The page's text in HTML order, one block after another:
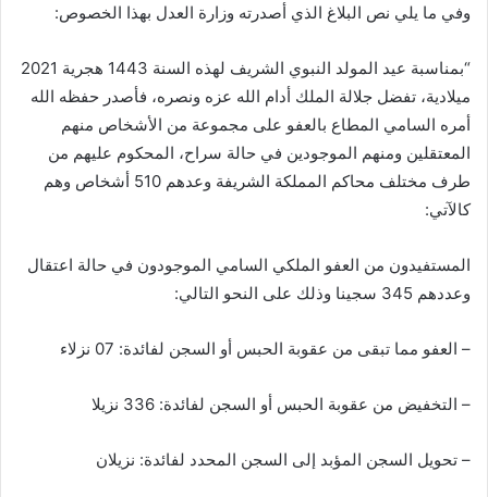
وفي ما يلي نص البلاغ الذي أصدرته وزارة العدل بهذا الخصوص:
“بمناسبة عيد المولد النبوي الشريف لهذه السنة 1443 هجرية 2021
ميلادية، تفضل جلالة الملك أدام الله عزه ونصره، فأصدر حفظه الله
أمره السامي المطاع بالعفو على مجموعة من الأشخاص منهم
المعتقلين ومنهم الموجودين في حالة سراح، المحكوم عليهم من
طرف مختلف محاكم المملكة الشريفة وعدهم 510 أشخاص وهم
كالآتي:
المستفيدون من العفو الملكي السامي الموجودون في حالة اعتقال
وعددهم 345 سجينا وذلك على النحو التالي:
– العفو مما تبقى من عقوبة الحبس أو السجن لفائدة: 07 نزلاء
– التخفيض من عقوبة الحبس أو السجن لفائدة: 336 نزيلا
– تحويل السجن المؤبد إلى السجن المحدد لفائدة: نزيلان